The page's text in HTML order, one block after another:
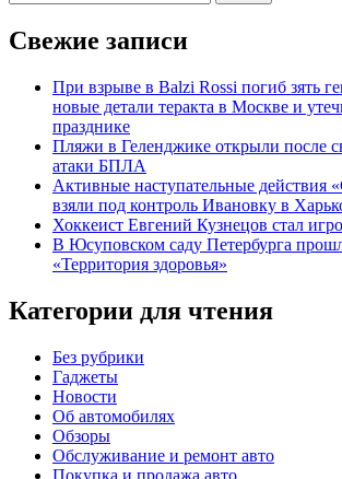
Свежие записи
При взрыве в Balzi Rossi погиб зять
новые детали теракта в Москве и
празднике
Пляжи в Геленджике открыли после
атаки БПЛА
Активные наступательные действия
взяли под контроль Ивановку в
Хоккеист Евгений Кузнецов стал
В Юсуповском саду Петербурга
«Территория здоровья»
Категории для чтения
Без рубрики
Гаджеты
Новости
Об автомобилях
Обзоры
Обслуживание и ремонт авто
Покупка и продажа авто